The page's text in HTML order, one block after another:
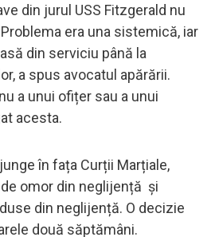
din jurul USS Fitzgerald nu
era una sistemică, iar
din serviciu până la
a spus avocatul apărării.
a unui ofițer sau a unui
acesta.
în fața Curții Marțiale,
omor din neglijență și
din neglijență. O decizie
două săptămâni.